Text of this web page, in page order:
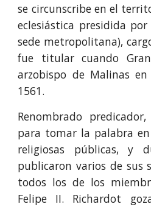
se circunscribe en el
eclesiástica presidida
sede metropolitana),
fue titular cuando
arzobispo de Malinas
1561.
Renombrado
para tomar la palabra
religiosas públicas, y
publicaron varios de sus
todos los de los
Felipe II. Richardot